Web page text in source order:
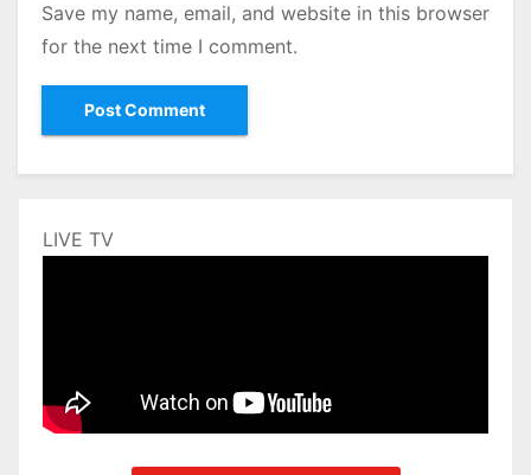
Save my name, email, and website in this browser
for the next time I comment.
LIVE TV